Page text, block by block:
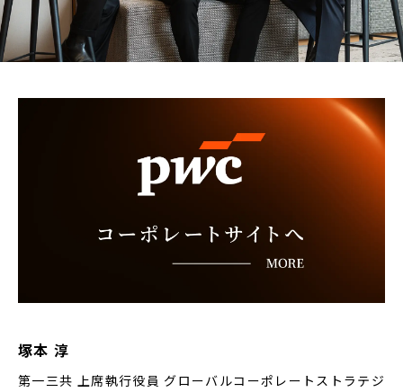
塚本 淳
第一三共 上席執行役員 グローバルコーポレートストラテジ